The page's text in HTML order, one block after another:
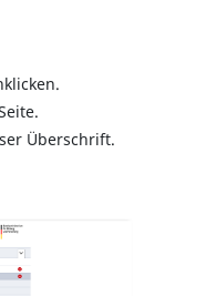
Überschrift.